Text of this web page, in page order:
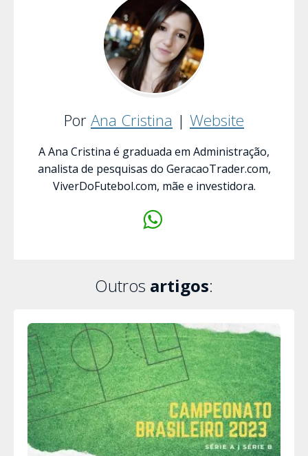
PorAna Cristina | Website
A Ana Cristina é graduada em Administração,
analista de pesquisas do GeracaoTrader.com,
ViverDoFutebol.com, mãe e investidora.
Outros artigos: